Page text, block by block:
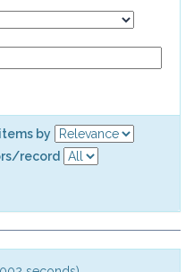
by
record